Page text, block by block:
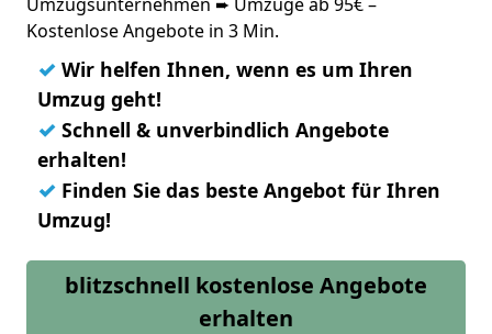
Kostenlose Angebote in 3 Min.
✓ Wir helfen Ihnen, wenn es um Ihren
Umzug geht!
✓ Schnell & unverbindlich Angebote
erhalten!
✓ Finden Sie das beste Angebot für Ihren
Umzug!
blitzschnell kostenlose Angebote
erhalten